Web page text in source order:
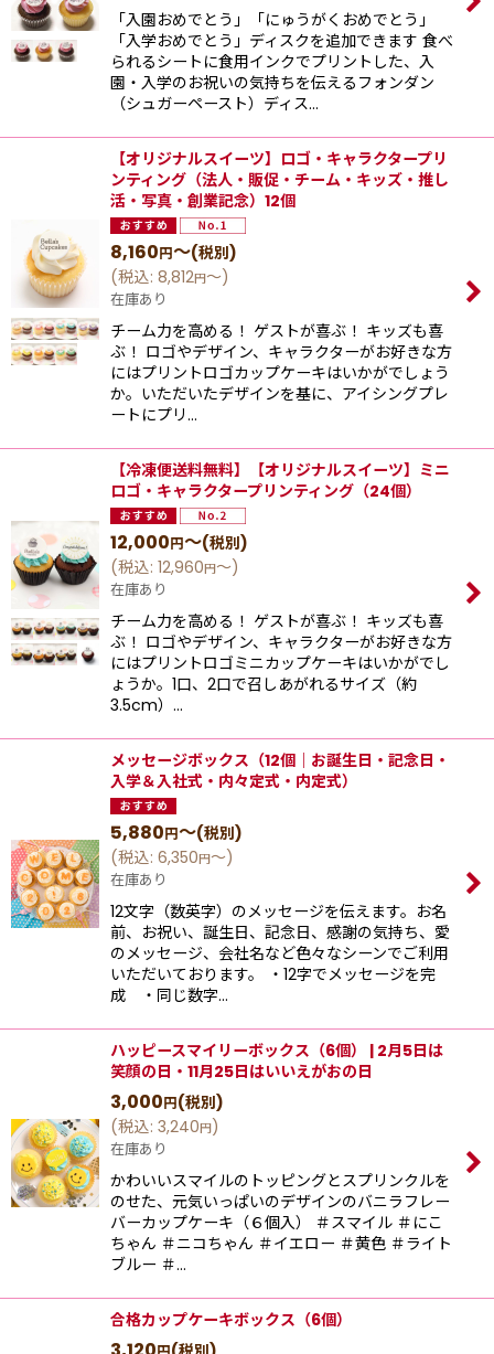
「入園おめでとう」「にゅうがくおめでとう」
「入学おめでとう」ディスクを追加できます 食べ
られるシートに食用インクでプリントした、入
園・入学のお祝いの気持ちを伝えるフォンダン
（シュガーペースト）ディス…
【オリジナルスイーツ】ロゴ・キャラクタープリ
ンティング（法人・販促・チーム・キッズ・推し
活・写真・創業記念）12個
8,160円～(税別)
(税込: 8,812円～)
在庫あり
チーム力を高める！ ゲストが喜ぶ！ キッズも喜
ぶ！ ロゴやデザイン、キャラクターがお好きな方
にはプリントロゴカップケーキはいかがでしょう
か。いただいたデザインを基に、アイシングプレ
ートにプリ…
【冷凍便送料無料】【オリジナルスイーツ】ミニ
ロゴ・キャラクタープリンティング（24個）
12,000円～(税別)
(税込: 12,960円～)
在庫あり
チーム力を高める！ ゲストが喜ぶ！ キッズも喜
ぶ！ ロゴやデザイン、キャラクターがお好きな方
にはプリントロゴミニカップケーキはいかがでし
ょうか。1口、2口で召しあがれるサイズ（約
3.5cm）…
メッセージボックス（12個｜お誕生日・記念日・
入学＆入社式・内々定式・内定式）
5,880円～(税別)
(税込: 6,350円～)
在庫あり
12文字（数英字）のメッセージを伝えます。お名
前、お祝い、誕生日、記念日、感謝の気持ち、愛
のメッセージ、会社名など色々なシーンでご利用
いただいております。 ・12字でメッセージを完
成 ・同じ数字…
ハッピースマイリーボックス（6個） | 2月5日は
笑顔の日・11月25日はいいえがおの日
3,000円(税別)
(税込: 3,240円)
在庫あり
かわいいスマイルのトッピングとスプリンクルを
のせた、元気いっぱいのデザインのバニラフレー
バーカップケーキ（６個入） ＃スマイル ＃にこ
ちゃん ＃ニコちゃん ＃イエロー ＃黄色 ＃ライト
ブルー ＃…
合格カップケーキボックス（6個）